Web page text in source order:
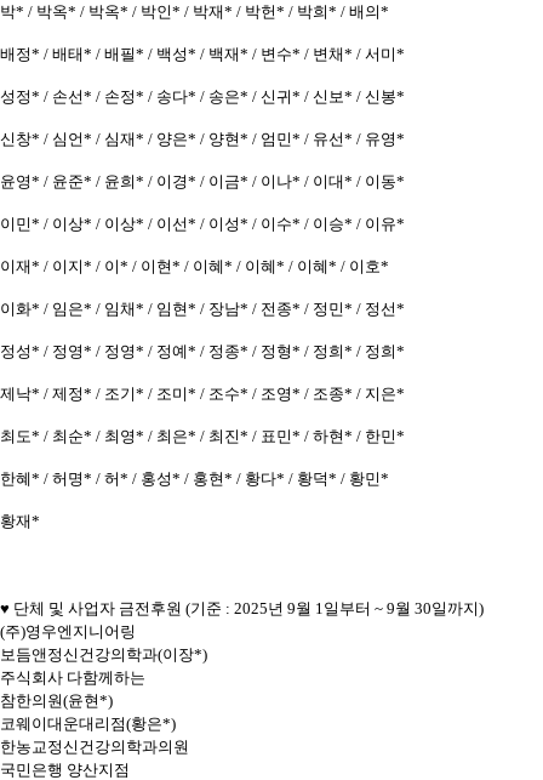
박* / 박옥* / 박옥* / 박인* / 박재* / 박헌* / 박희* / 배의*
배정* / 배태* / 배필* / 백성* / 백재* / 변수* / 변채* / 서미*
성정* / 손선* / 손정* / 송다* / 송은* / 신귀* / 신보* / 신봉*
신창* / 심언* / 심재* / 양은* / 양현* / 엄민* / 유선* / 유영*
윤영* / 윤준* / 윤희* / 이경* / 이금* / 이나* / 이대* / 이동*
이민* / 이상* / 이상* / 이선* / 이성* / 이수* / 이승* / 이유*
이재* / 이지* / 이* / 이현* / 이혜* / 이혜* / 이혜* / 이호*
이화* / 임은* / 임채* / 임현* / 장남* / 전종* / 정민* / 정선*
정성* / 정영* / 정영* / 정예* / 정종* / 정형* / 정희* / 정희*
제낙* / 제정* / 조기* / 조미* / 조수* / 조영* / 조종* / 지은*
최도* / 최순* / 최영* / 최은* / 최진* / 표민* / 하현* / 한민*
한혜* / 허명* / 허* / 홍성* / 홍현* / 황다* / 황덕* / 황민*
황재*
♥ 단체 및 사업자 금전후원 (기준 : 2025년 9월 1일부터 ~ 9월 30일까지)
(주)영우엔지니어링
보듬앤정신건강의학과(이장*)
주식회사 다함께하는
참한의원(윤현*)
코웨이대운대리점(황은*)
한농교정신건강의학과의원
국민은행 양산지점